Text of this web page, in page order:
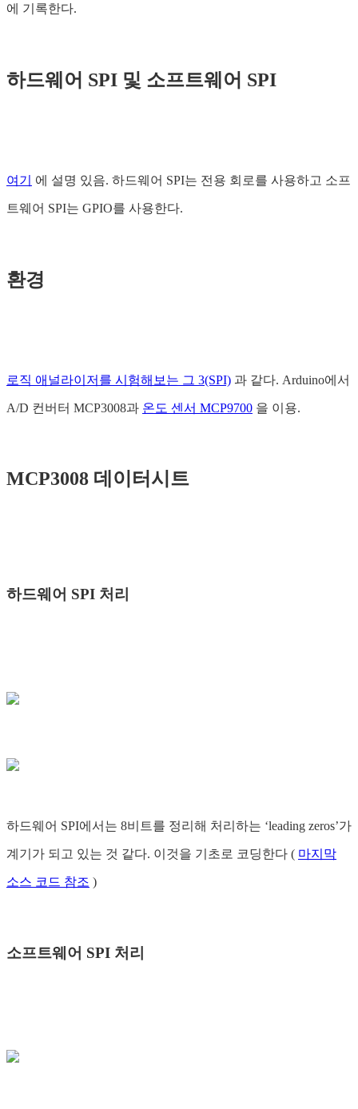
에 기록한다.
하드웨어 SPI 및 소프트웨어 SPI
여기 에 설명 있음. 하드웨어 SPI는 전용 회로를 사용하고 소프
트웨어 SPI는 GPIO를 사용한다.
환경
로직 애널라이저를 시험해보는 그 3(SPI) 과 같다. Arduino에서
A/D 컨버터 MCP3008과 온도 센서 MCP9700 을 이용.
MCP3008 데이터시트
하드웨어 SPI 처리
하드웨어 SPI에서는 8비트를 정리해 처리하는 ‘leading zeros’가
계기가 되고 있는 것 같다. 이것을 기초로 코딩한다 ( 마지막
소스 코드 참조 )
소프트웨어 SPI 처리